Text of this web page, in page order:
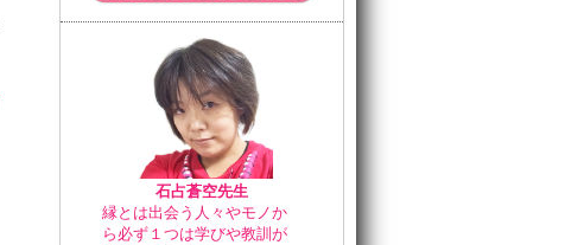
石占蒼空先生
縁とは出会う人々やモノか
ら必ず１つは学びや教訓が